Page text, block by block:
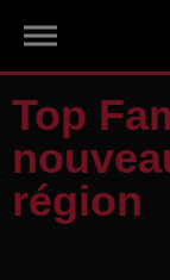
Top
région